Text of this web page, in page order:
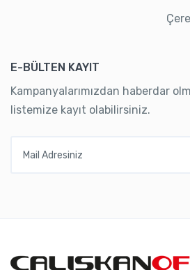
E-BÜLTEN KAYIT
Kampanyalarımızdan haberdar
listemize kayıt olabilirsiniz.